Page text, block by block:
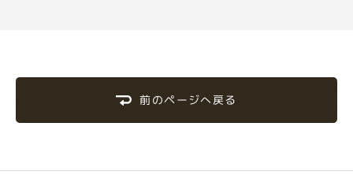
前のページへ戻る